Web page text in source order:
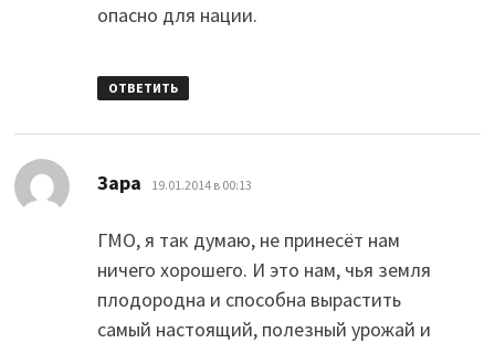
опасно для нации.
ОТВЕТИТЬ
Зара 19.01.2014 в 00:13
ГМО, я так думаю, не принесёт нам
ничего хорошего. И это нам, чья земля
плодородна и способна вырастить
самый настоящий, полезный урожай и